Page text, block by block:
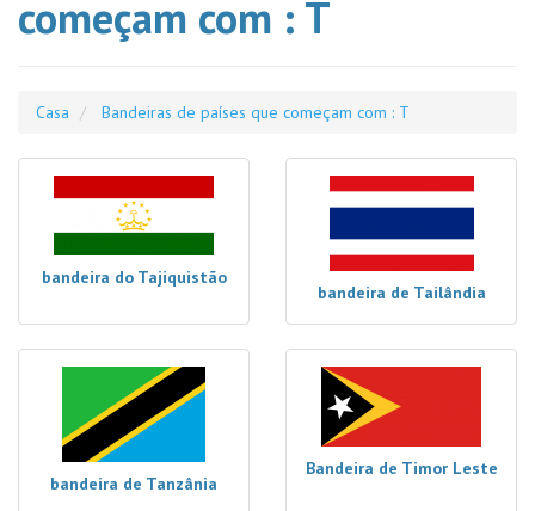
começam com : T
Casa Bandeiras de países que começam com : T
bandeira do Tajiquistão
bandeira de Tailândia
bandeira de Tanzânia
Bandeira de Timor Leste